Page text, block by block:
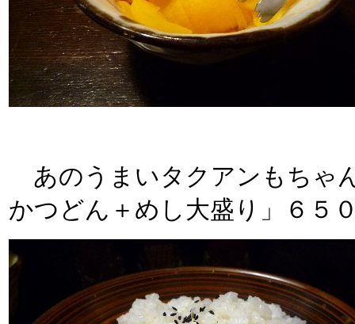
あのうまいタクアンもちゃ
かつどん＋めし大盛り」６５